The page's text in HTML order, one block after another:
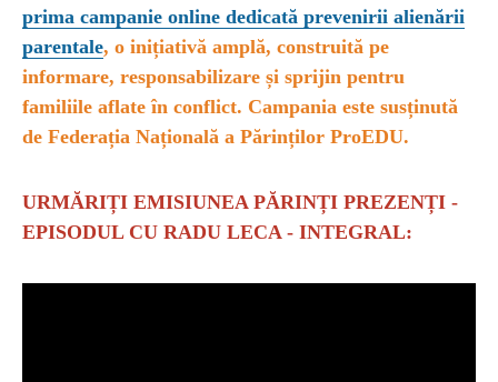
prima campanie online dedicată prevenirii alienării
parentale, o inițiativă amplă, construită pe
informare, responsabilizare și sprijin pentru
familiile aflate în conflict. Campania este susținută
de Federația Națională a Părinților ProEDU.
URMĂRIȚI EMISIUNEA PĂRINȚI PREZENȚI -
EPISODUL CU RADU LECA - INTEGRAL: